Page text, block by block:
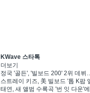
KWave 스타톡
더보기
정국 '골든', '빌보드 200' 2위 데뷔
스트레이 키즈, 美 빌보드 '톱 K팝
태연, 새 앨범 수록곡 '번 잇 다운'